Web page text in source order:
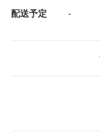
配送予定 -